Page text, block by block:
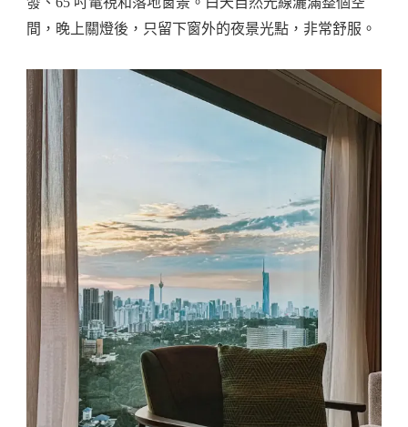
間，晚上關燈後，只留下窗外的夜景光點，非常舒服。